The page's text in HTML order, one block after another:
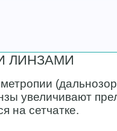
ЛИНЗАМИ
увеличивают
на сетчатке.